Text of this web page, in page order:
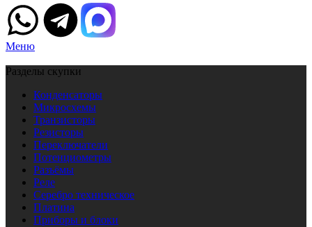
Меню
Разделы скупки
Конденсаторы
Микросхемы
Транзисторы
Резисторы
Переключатели
Потенциометры
Разъёмы
Реле
Серебро техническое
Платина
Приборы и блоки